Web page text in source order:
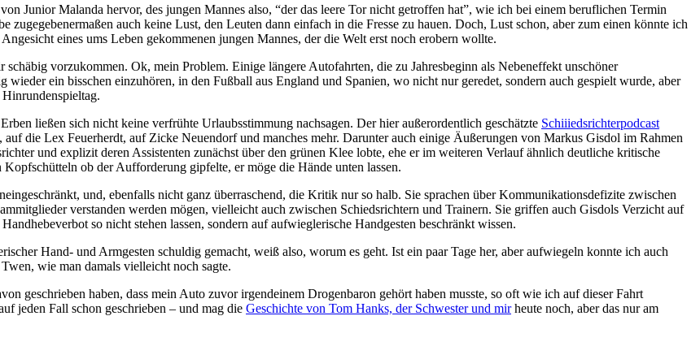
Junior Malanda hervor, des jungen Mannes also, “der das leere Tor nicht getroffen hat”, wie ich bei einem beruflichen Termin
zugegebenermaßen auch keine Lust, den Leuten dann einfach in die Fresse zu hauen. Doch, Lust schon, aber zum einen könnte ich
eines ums Leben gekommenen jungen Mannes, der die Welt erst noch erobern wollte.
vorzukommen. Ok, mein Problem. Einige längere Autofahrten, die zu Jahresbeginn als Nebeneffekt unschöner
ein bisschen einzuhören, in den Fußball aus England und Spanien, wo nicht nur geredet, sondern auch gespielt wurde, aber
ließen sich nicht keine verfrühte Urlaubsstimmung nachsagen. Der hier außerordentlich geschätzte Schiiiedsrichterpodcast
die Lex Feuerherdt, auf Zicke Neuendorf und manches mehr. Darunter auch einige Äußerungen von Markus Gisdol im Rahmen
und explizit deren Assistenten zunächst über den grünen Klee lobte, ehe er im weiteren Verlauf ähnlich deutliche kritische
ob der Aufforderung gipfelte, er möge die Hände unten lassen.
und, ebenfalls nicht ganz überraschend, die Kritik nur so halb. Sie sprachen über Kommunikationsdefizite zwischen
verstanden werden mögen, vielleicht auch zwischen Schiedsrichtern und Trainern. Sie griffen auch Gisdols Verzicht auf
so nicht stehen lassen, sondern auf aufwieglerische Handgesten beschränkt wissen.
Hand- und Armgesten schuldig gemacht, weiß also, worum es geht. Ist ein paar Tage her, aber aufwiegeln konnte ich auch
wie man damals vielleicht noch sagte.
geschrieben haben, dass mein Auto zuvor irgendeinem Drogenbaron gehört haben musste, so oft wie ich auf dieser Fahrt
jeden Fall schon geschrieben – und mag die Geschichte von Tom Hanks, der Schwester und mirheute noch, aber das nur am